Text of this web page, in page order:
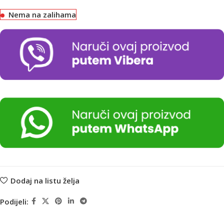
Nema na zalihama
Dodaj na listu želja
Podijeli: